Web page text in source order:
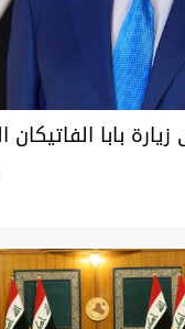
بابا الفاتيكان